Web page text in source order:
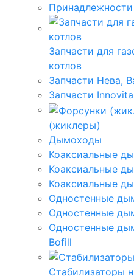
Запчасти для
котлов
Запчасти Нева,
Запчасти Innovita
(жиклеры)
Дымоходы
Коаксиальные
Коаксиальные
Коаксиальные
Одностенные
Одностенные
Одностенные
Bofill
Стабилизаторы